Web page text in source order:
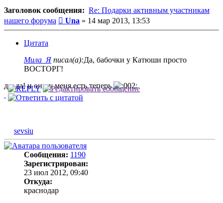
Заголовок сообщения: Re: Подарки активным участникам
нашего форума
Сообщение
Una » 14 мар 2013, 13:53
Цитата
Мила_Я писал(а):Да, бабочки у Катюши просто
ВОСТОРГ!
да, да! и они у меня есть теперь
sevsiu
Сообщения: 1190
Зарегистрирован:
23 июл 2012, 09:40
Откуда:
краснодар